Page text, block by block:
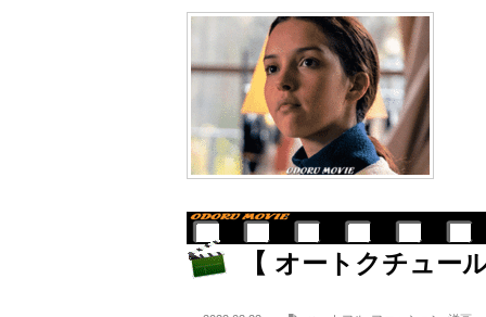
【 オートクチュー